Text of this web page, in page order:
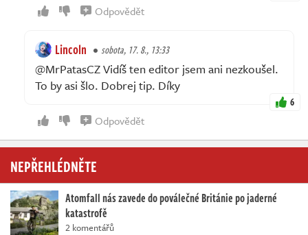
Odpovědět
Lincoln sobota, 17. 8., 13:33
@MrPatasCZ Vidíš ten editor jsem ani nezkoušel.
To by asi šlo. Dobrej tip. Díky
6
Odpovědět
NEPŘEHLÉDNĚTE
Atomfall nás zavede do poválečné Británie po jaderné
katastrofě
2 komentářů